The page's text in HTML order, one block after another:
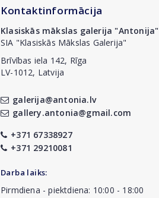
Kontaktinformācija
Klasiskās mākslas galerija "Antonija"
SIA "Klasiskās Mākslas Galerija"
Brīvības iela 142, Rīga
LV-1012, Latvija
galerija@antonia.lv
gallery.antonia@gmail.com
+371 67338927
+371 29210081
Darba laiks:
Pirmdiena - piektdiena: 10:00 - 18:00